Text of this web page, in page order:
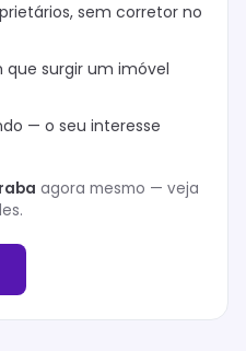
sem corretor no
que surgir um imóvel
— o seu interesse
agora mesmo — veja